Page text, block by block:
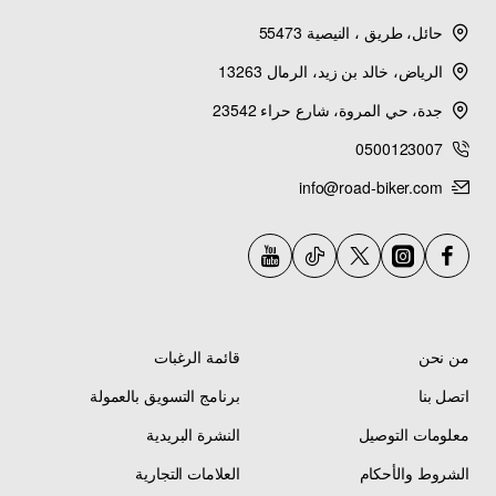
2020
Wolverine X2 R-SPEC (multiple models)
Wolverine X2 XTR (YXE85WPSLZ)
Wolverine X4 (YXF85WPBLL)
Wolverine X4 XTR (YXF85WPSLZ)
حائل، طريق ، النيصية 55473
الرياض، خالد بن زيد، الرمال 13263
جدة، حي المروة، شارع حراء 23542
0500123007
info@road-biker.com
من نحن
اتصل بنا
معلومات التوصيل
الشروط والأحكام
قائمة الرغبات
برنامج التسويق بالعمولة
النشرة البريدية
العلامات التجارية